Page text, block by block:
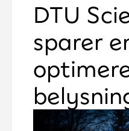
DTU
sparer